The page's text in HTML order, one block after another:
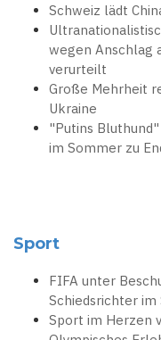
Schweiz lädt
wegen Anschlag
verurteilt
Große Mehrheit
Ukraine
"Putins
im Sommer zu
Sport
FIFA unter
Schiedsrichter
Sport im Herzen